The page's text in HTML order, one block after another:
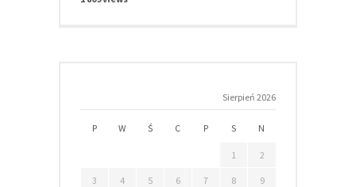
Sierpień 2026
P W Ś C P S N
1 2
3 4 5 6 7 8 9